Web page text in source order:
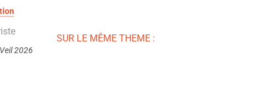
2026
SUR LE MÊME THEME :